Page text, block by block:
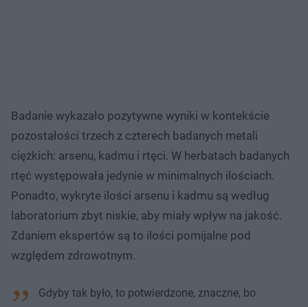
Badanie wykazało pozytywne wyniki w kontekście
pozostałości trzech z czterech badanych metali
ciężkich: arsenu, kadmu i rtęci. W herbatach badanych
rtęć występowała jedynie w minimalnych ilościach.
Ponadto, wykryte ilości arsenu i kadmu są według
laboratorium zbyt niskie, aby miały wpływ na jakość.
Zdaniem ekspertów są to ilości pomijalne pod
względem zdrowotnym.
Gdyby tak było, to potwierdzone, znaczne, bo